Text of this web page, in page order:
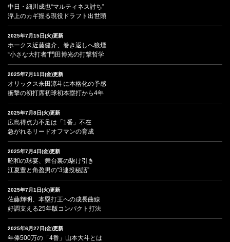
中日・細川成也“マルティネス討ち”
浮上のカギ握る現役ドラフト出世頭
2025年7月15日(火)更新
ホークス近藤健介、巻き返しへ狼煙
“小さな大打者”門田博光の打撃哲学
2025年7月11日(金)更新
オリックス来田涼斗に本格化の予感
衝撃の初打席初球初本塁打から4年
2025年7月8日(火)更新
広島得点力不足は「1番」不在
急がれるリードオフマンの育成
2025年7月4日(金)更新
昭和の球宴、舞台裏の駆け引き
江夏豊と角盈男の“3連投秘話”
2025年7月1日(火)更新
佐藤輝明、本塁打王への成長曲線
好調支える25年版コンパクト打法
2025年6月27日(金)更新
年俸500万の「4番」山本大斗とは